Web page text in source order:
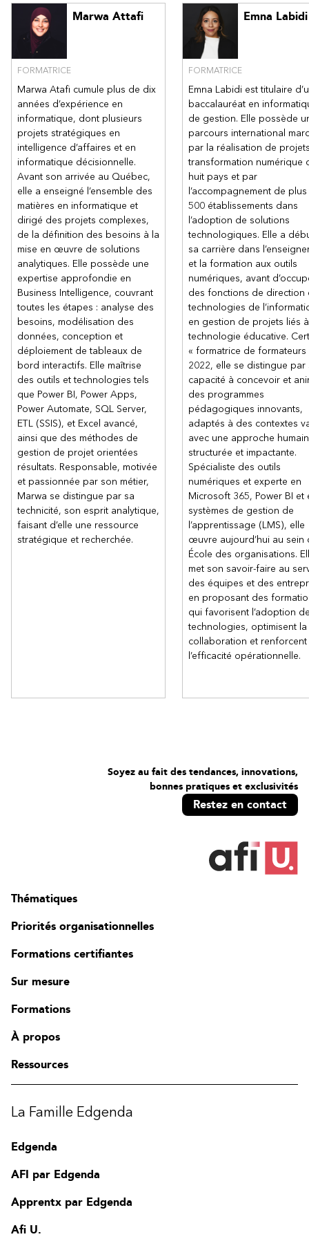
Partager un rapport ou un tableau de bord
Intégrer un rapport dans Teams
Surveiller l’utilisation et les performances
Autre(s) Module(s) de cette formation:
Power BI - Optimiser votre utilisation | AFI Expertise
Power BI - Bâtir des rapports et des tableaux de bord | AFI Expe
rtise
Power BI - Découvrir Power Query et connecter dynamiquement
ses données | AFI Expertise
Marwa Attafi
FORMATRICE
Marwa Atafi cumule plus de dix
années d’expérience en
informatique, dont plusieurs
projets stratégiques en
intelligence d’affaires et en
informatique décisionnelle.
Avant son arrivée au Québec,
elle a enseigné l’ensemble des
matières en informatique et
dirigé des projets complexes,
de la définition des besoins à la
mise en œuvre de solutions
analytiques. Elle possède une
expertise approfondie en
Business Intelligence, couvrant
toutes les étapes : analyse des
besoins, modélisation des
données, conception et
déploiement de tableaux de
bord interactifs. Elle maîtrise
des outils et technologies tels
que Power BI, Power Apps,
Power Automate, SQL Server,
ETL (SSIS), et Excel avancé,
ainsi que des méthodes de
gestion de projet orientées
résultats. Responsable, motivée
et passionnée par son métier,
Marwa se distingue par sa
technicité, son esprit analytique,
faisant d’elle une ressource
stratégique et recherchée.
Emna Labidi
FORMATRICE
Emna Labidi est titulaire
baccalauréat en
de gestion. Elle possède
parcours international
par la réalisation de
transformation numérique
huit pays et par
l’accompagnement de
500 établissements dans
l’adoption de solutions
technologiques. Elle a
sa carrière dans
et la formation aux outils
numériques, avant
des fonctions de direction
technologies de
en gestion de projets liés
technologie éducative.
« formatrice de formateurs
2022, elle se distingue par
capacité à concevoir et
des programmes
pédagogiques innovants,
adaptés à des contextes
avec une approche
structurée et impactante.
Spécialiste des outils
numériques et experte en
Microsoft 365, Power BI et
systèmes de gestion de
l’apprentissage (LMS), elle
œuvre aujourd’hui au sein
École des organisations.
met son savoir-faire au
des équipes et des
en proposant des
qui favorisent l’adoption
technologies, optimisent la
collaboration et renforcent
l’efficacité opérationnelle.
Soyez au fait des tendances, innovations,
bonnes pratiques et exclusivités
Restez en contact
Thématiques
Priorités organisationnelles
Formations certifiantes
Sur mesure
Formations
À propos
Ressources
La Famille Edgenda
Edgenda
AFI par Edgenda
Apprentx par Edgenda
Afi U.